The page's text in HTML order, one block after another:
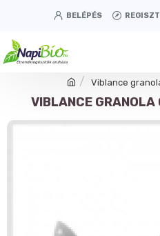
BELÉPÉS
Viblance
VIBLANCE